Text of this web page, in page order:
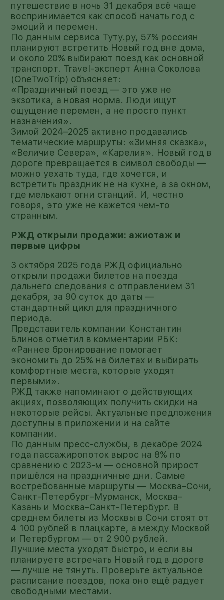
путешествие в ночь 31 декабря всё чаще
воспринимается как способ начать год с
эмоций и перемен.
По данным сервиса Туту.ру, 57% россиян
планируют встретить Новый год вне дома,
и около 20% выбирают поезд как основной
транспорт. Travel-эксперт Анна Соколова
(OneTwoTrip) объясняет:
«Праздничный поезд — это уже не
экзотика, а новая норма. Люди ищут
ощущение перемен, а не просто пункт
назначения».
Зимой 2024–2025 активно продавались
тематические маршруты: «Зимняя сказка»,
«Величие Севера», «Карелия». Новый год в
дороге превращается в символ свободы —
можно уехать туда, где хочется, и
встретить праздник не на кухне, а за окном,
где мелькают огни станций. И, честно
говоря, это уже не кажется чем-то
странным.
РЖД открыли продажи: ажиотаж и
первые цифры
3 октября 2025 года РЖД официально
открыли продажи билетов на поезда
дальнего следования с отправлением 31
декабря, за 90 суток до даты —
стандартный цикл для праздничного
периода.
Представитель компании Константин
Блинов отметил в комментарии РБК:
«Раннее бронирование помогает
экономить до 25% на билетах и выбирать
комфортные места, которые уходят
первыми».
РЖД также напоминают о действующих
акциях, позволяющих получить скидки на
некоторые рейсы. Актуальные предложения
доступны в приложении и на сайте
компании.
По данным пресс-службы, в декабре 2024
года пассажиропоток вырос на 8% по
сравнению с 2023-м — основной прирост
пришёлся на праздничные дни. Самые
востребованные маршруты — Москва–Сочи,
Санкт-Петербург–Мурманск, Москва–
Казань и Москва–Санкт-Петербург. В
среднем билеты из Москвы в Сочи стоят от
4 100 рублей в плацкарте, а между Москвой
и Петербургом — от 2 900 рублей.
Лучшие места уходят быстро, и если вы
планируете встречать Новый год в дороге
— лучше не тянуть. Проверьте актуальное
расписание поездов, пока оно ещё радует
свободными местами.